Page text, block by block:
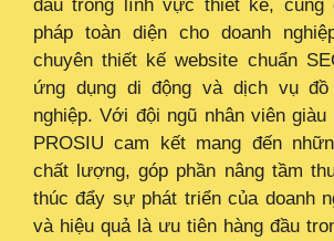
đầu trong lĩnh vực thiết kế, cung
pháp toàn diện cho doanh
chuyên thiết kế website chuẩn
ứng dụng di động và dịch vụ đồ
nghiệp. Với đội ngũ nhân viên giàu
PROSIU cam kết mang đến
chất lượng, góp phần nâng tầm
thúc đẩy sự phát triển của doanh
và hiệu quả là ưu tiên hàng đầu